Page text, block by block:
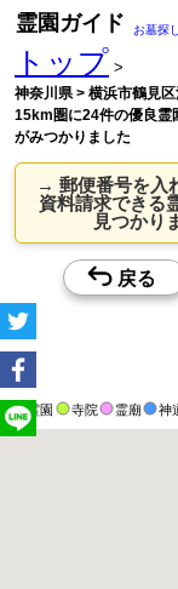
霊園ガイド お墓探
トップ >
神奈川県 > 横浜市鶴見
15km圏に24件の優良霊
がみつかりました
→ 郵便番号を入
資料請求できる
見つかり
霊園 寺院 霊廟 神